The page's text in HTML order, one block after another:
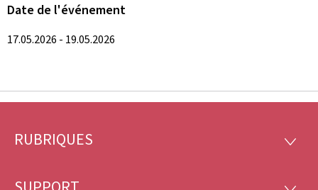
Date de l'événement
17.05.2026 - 19.05.2026
Pied
RUBRIQUES